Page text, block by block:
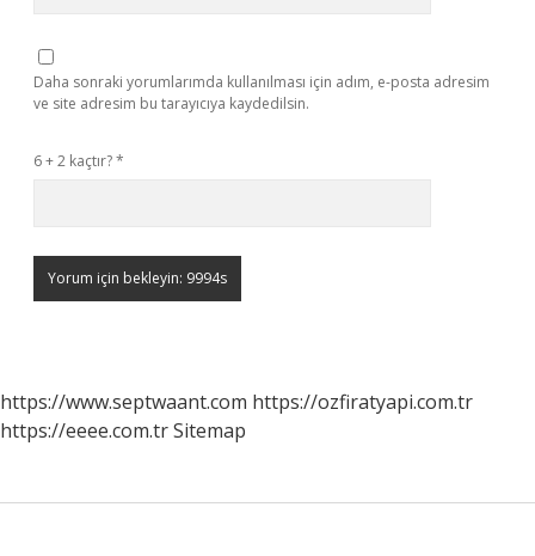
Daha sonraki yorumlarımda kullanılması için adım, e-posta adresim
ve site adresim bu tarayıcıya kaydedilsin.
6 + 2 kaçtır?*
https://www.septwaant.com https://ozfiratyapi.com.tr
https://eeee.com.trSitemap